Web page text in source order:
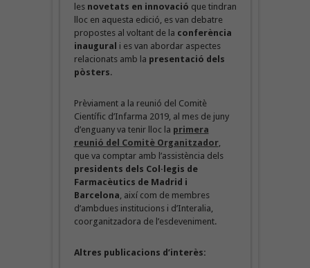
les novetats en innovació que tindran
lloc en aquesta edició, es van debatre
propostes al voltant de la conferència
inaugural i es van abordar aspectes
relacionats amb la presentació dels
pòsters.
Prèviament a la reunió del Comitè
Científic d’Infarma 2019, al mes de juny
d’enguany va tenir lloc la primera
reunió del Comitè Organitzador,
que va comptar amb l’assistència dels
presidents dels Col·legis de
Farmacèutics de Madrid i
Barcelona , així com de membres
d’ambdues institucions i d’Interalia,
coorganitzadora de l’esdeveniment.
Altres publicacions d’interès: